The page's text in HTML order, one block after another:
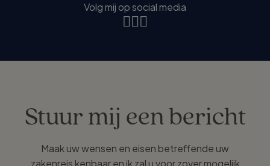
Volg mij op social media
Stuur mij een bericht
Maak uw wensen en eisen betreffende uw